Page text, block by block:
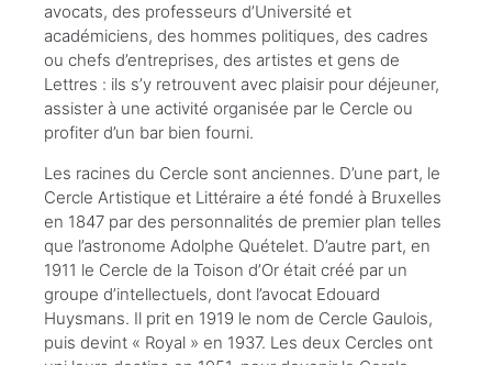
avocats, des professeurs d’Université et
académiciens, des hommes politiques, des cadres
ou chefs d’entreprises, des artistes et gens de
Lettres : ils s’y retrouvent avec plaisir pour déjeuner,
assister à une activité organisée par le Cercle ou
profiter d’un bar bien fourni.
Les racines du Cercle sont anciennes. D’une part, le
Cercle Artistique et Littéraire a été fondé à Bruxelles
en 1847 par des personnalités de premier plan telles
que l’astronome Adolphe Quételet. D’autre part, en
1911 le Cercle de la Toison d’Or était créé par un
groupe d’intellectuels, dont l’avocat Edouard
Huysmans. Il prit en 1919 le nom de Cercle Gaulois,
puis devint « Royal » en 1937. Les deux Cercles ont